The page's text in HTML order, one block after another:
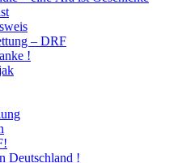
– DRF
!
Deutschland !